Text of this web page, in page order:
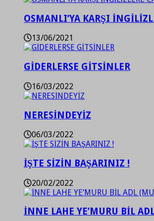
OSMANLI’YA KARŞI
13/06/2021
GİDERLERSE GİTSİNLER
16/03/2022
NERESİNDEYİZ
06/03/2022
İŞTE SİZİN BAŞARINIZ !
20/02/2022
İNNE LAHE YE’MURU BİL